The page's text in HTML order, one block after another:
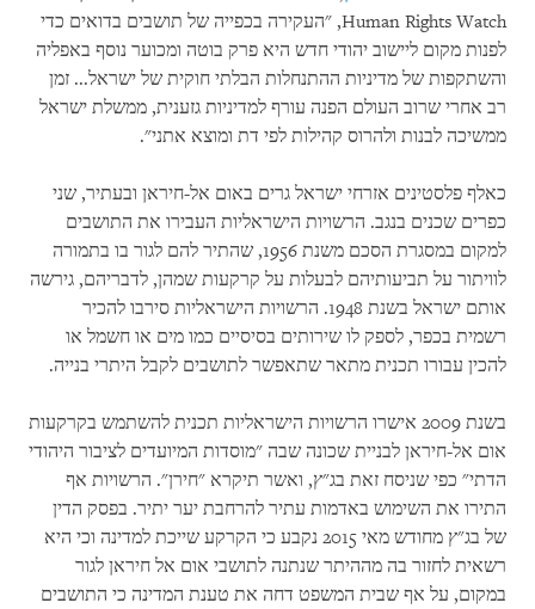
Human Rights Watch, "העקירה בכפייה של תושבים בדואים כדי
לפנות מקום ליישוב יהודי חדש היא פרק בוטה ומכוער נוסף באפליה
והשתקפות של מדיניות ההתנחלות הבלתי חוקית של ישראל... זמן
רב אחרי שרוב העולם הפנה עורף למדיניות גזענית, ממשלת ישראל
ממשיכה לבנות ולהרוס קהילות לפי דת ומוצא אתני".
כאלף פלסטינים אזרחי ישראל גרים באום אל-חיראן ובעתיר, שני
כפרים שכנים בנגב. הרשויות הישראליות העבירו את התושבים
למקום במסגרת הסכם משנת 1956, שהתיר להם לגור בו בתמורה
לוויתור על תביעותיהם לבעלות על קרקעות שמהן, לדבריהם, גירשה
אותם ישראל בשנת 1948. הרשויות הישראליות סירבו להכיר
רשמית בכפר, לספק לו שירותים בסיסיים כמו מים או חשמל או
להכין עבורו תכנית מתאר שתאפשר לתושבים לקבל היתרי בנייה.
בשנת 2009 אישרו הרשויות הישראליות תכנית להשתמש בקרקעות
אום אל-חיראן לבניית שכונה שבה "מוסדות המיועדים לציבור היהודי
הדתי" כפי שניסח זאת בג"ץ, ואשר תיקרא "חירן". הרשויות אף
התירו את השימוש באדמות עתיר להרחבת יער יתיר. בפסק הדין
של בג"ץ מחודש מאי 2015 נקבע כי הקרקע שייכת למדינה וכי היא
רשאית לחזור בה מההיתר שנתנה לתושבי אום אל חיראן לגור
במקום, על אף שבית המשפט דחה את טענת המדינה כי התושבים